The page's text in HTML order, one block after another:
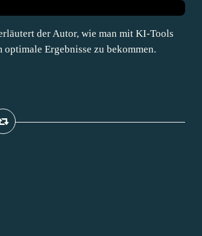
der Autor, wie man mit KI-Tools
Ergebnisse zu bekommen.